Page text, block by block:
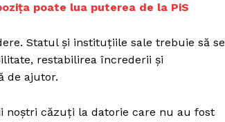
PRESShub
Despre noi / Echipa
Proiecte editoriale
Contact
poate lua puterea de la PiS
Statul şi instituţiile sale trebuie să se
restabilirea încrederii şi
de ajutor.
căzuţi la datorie care nu au fost